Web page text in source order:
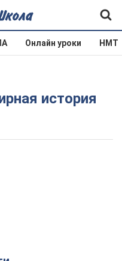
Онлайн уроки НМТ